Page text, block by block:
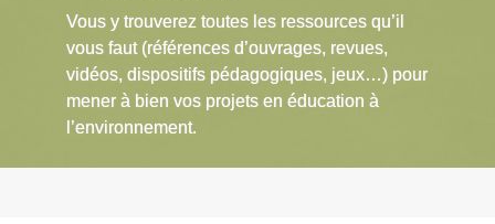
Vous y trouverez toutes les ressources qu’il
vous faut (références d’ouvrages, revues,
vidéos, dispositifs pédagogiques, jeux…) pour
mener à bien vos projets en éducation à
l’environnement.